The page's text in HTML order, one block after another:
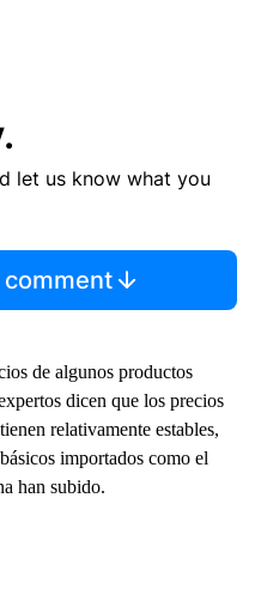
let us know what you
de algunos productos
dicen que los precios
relativamente estables,
importados como el
han subido.